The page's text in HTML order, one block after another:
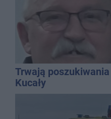
Trwają
Kucały